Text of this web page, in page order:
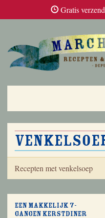
Gratis
Recepten met venkelsoep
Een makkelijk 7-
gangen kerstdiner